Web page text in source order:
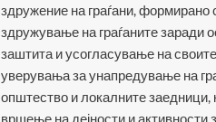
здружение на граѓани, формирано
здружување на граѓаните заради
заштита и усогласување на
уверувања за унапредување на
општество и локалните заедници,
вршење на дејности и активности